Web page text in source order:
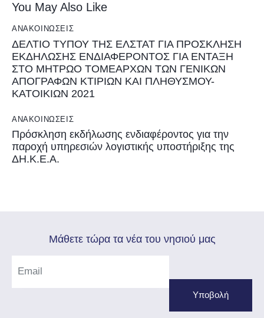
You May Also Like
ΑΝΑΚΟΙΝΏΣΕΙΣ
ΔΕΛΤΙΟ ΤΥΠΟΥ ΤΗΣ ΕΛΣΤΑΤ ΓΙΑ ΠΡΟΣΚΛΗΣΗ
ΕΚΔΗΛΩΣΗΣ ΕΝΔΙΑΦΕΡΟΝΤΟΣ ΓΙΑ ΕΝΤΑΞΗ
ΣΤΟ ΜΗΤΡΩΟ ΤΟΜΕΑΡΧΩΝ ΤΩΝ ΓΕΝΙΚΩΝ
ΑΠΟΓΡΑΦΩΝ ΚΤΙΡΙΩΝ ΚΑΙ ΠΛΗΘΥΣΜΟΥ-
ΚΑΤΟΙΚΙΩΝ 2021
ΑΝΑΚΟΙΝΏΣΕΙΣ
Πρόσκληση εκδήλωσης ενδιαφέροντος για την
παροχή υπηρεσιών λογιστικής υποστήριξης της
ΔΗ.Κ.Ε.Α.
Mάθετε τώρα τα νέα του νησιού μας